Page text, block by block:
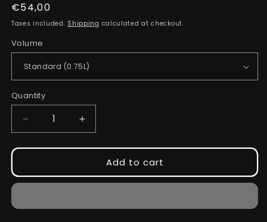
Regular
price
€54,00
Taxes included. Shipping calculated at checkout.
Volume
Quantity
Quantity
Decrease
quantity
for
Branco
2022
Increase
quantity
for
Costureiro
Branco
2022
Add to cart